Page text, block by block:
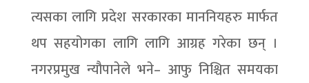
त्यसका लागि प्रदेश सरकारका माननियहरु मार्फत
थप सहयोगका लागि लागि आग्रह गरेका छन् ।
नगरप्रमुख न्यौपानेले भने– आफु निश्चित समयका